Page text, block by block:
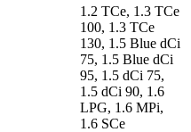
1.2 TCe, 1.3 TCe
100, 1.3 TCe
130, 1.5 Blue dCi
75, 1.5 Blue dCi
95, 1.5 dCi 75,
1.5 dCi 90, 1.6
LPG, 1.6 MPi,
1.6 SCe